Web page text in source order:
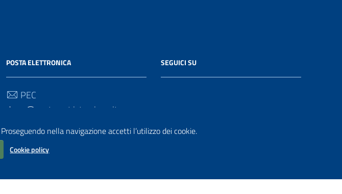
nella navigazione accetti l’utilizzo dei cookie.
Cookie policy
POSTA ELETTRONICA
PEC
drum@postacert.istruzione.it
Email
direzione-umbria@istruzione.it
SEGUICI SU